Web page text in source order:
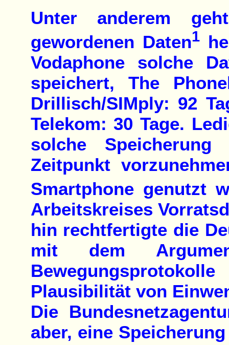
Unter anderem
gewordenen Daten1
Vodaphone solche
speichert, The
Drillisch/SIMply: 92
Telekom: 30 Tage.
solche
Zeitpunkt
Smartphone genutzt
Arbeitskreises
hin rechtfertigte die
mit dem
Plausibilität von
Die
aber, eine